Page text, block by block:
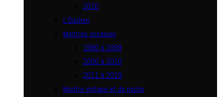
2020
L’Duchen
Montres occasion
1990 à 1999
2000 à 2010
2011 à 2019
Montre vintage et de poche